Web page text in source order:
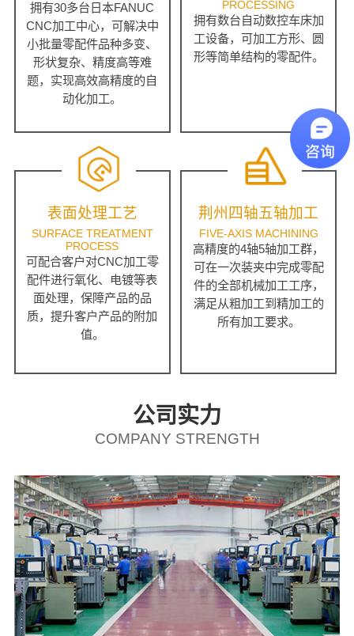
拥有30多台日本FANUC
CNC加工中心，可解决中
小批量零配件品种多变、
形状复杂、精度高等难
题，实现高效高精度的自
动化加工。
PROCESSING
拥有数台自动数控车床加
工设备，可加工方形、圆
形等简单结构的零配件。
表面处理工艺
SURFACE TREATMENT
PROCESS
可配合客户对CNC加工零
配件进行氧化、电镀等表
面处理，保障产品的品
质，提升客户产品的附加
值。
荆州四轴五轴加工
FIVE-AXIS MACHINING
高精度的4轴5轴加工群，
可在一次装夹中完成零配
件的全部机械加工工序，
满足从粗加工到精加工的
所有加工要求。
公司实力
COMPANY STRENGTH